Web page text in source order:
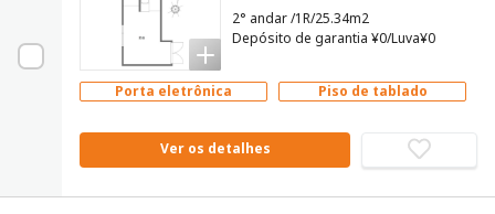
2° andar /1R/25.34m2
Depósito de garantia ¥0/Luva¥0
Porta eletrônica Piso de tablado
Ver os detalhes